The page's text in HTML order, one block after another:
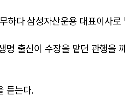
하다 삼성자산운용 대표이사로
명 출신이 수장을 맡던 관행을
듣는다.